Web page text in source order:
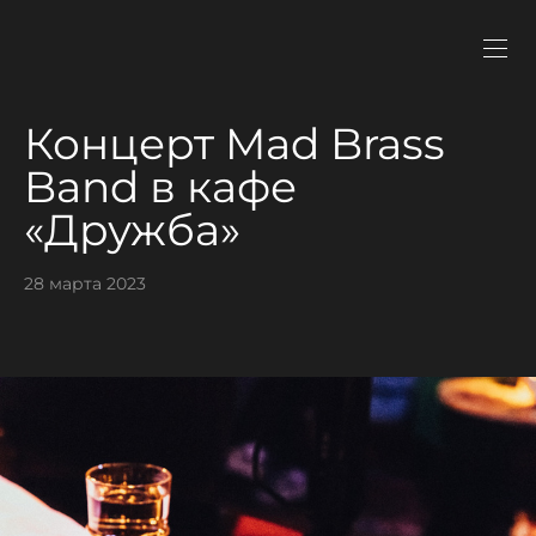
Концерт Mad Brass
Band в кафе
«Дружба»
28 марта 2023